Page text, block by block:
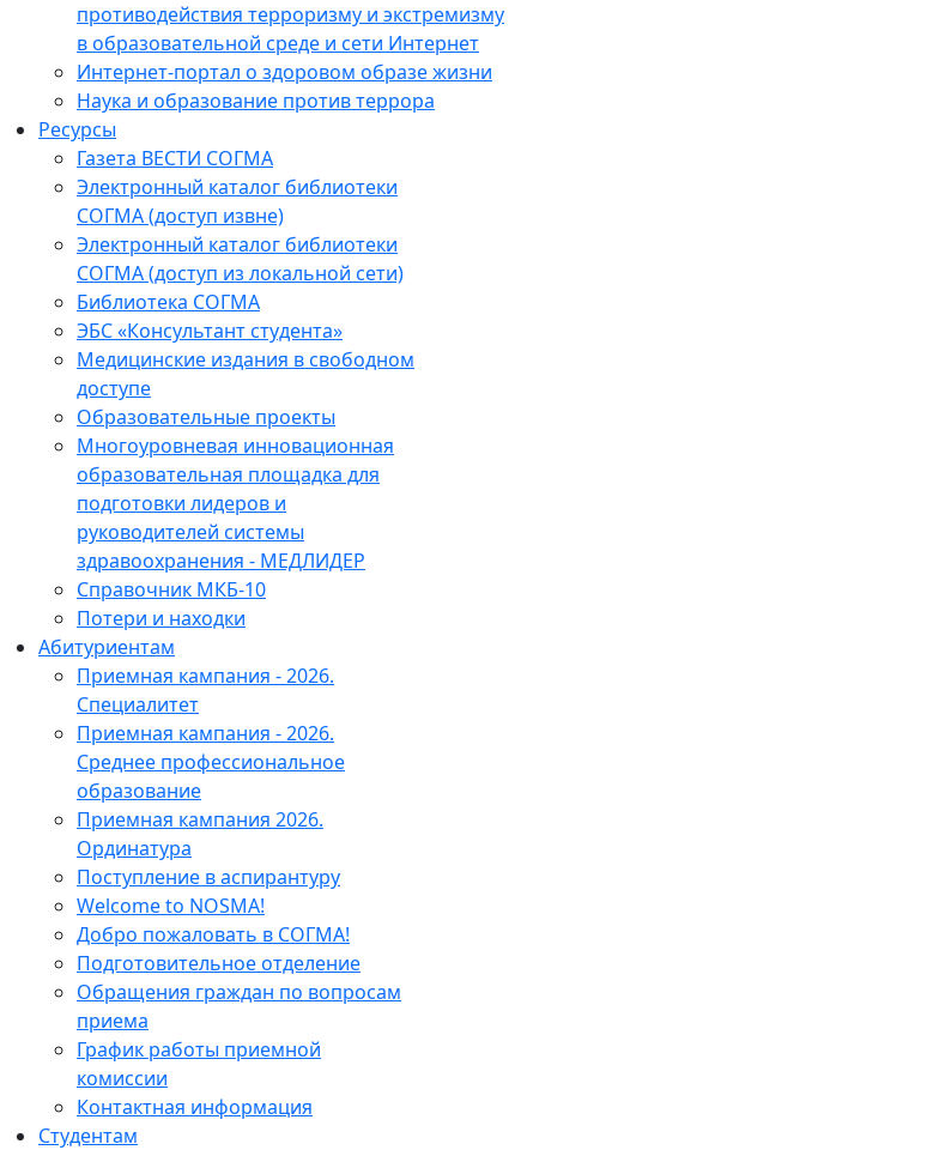
противодействия терроризму и экстремизму
в образовательной среде и сети Интернет
Интернет-портал о здоровом образе жизни
Наука и образование против террора
Ресурсы
Газета ВЕСТИ СОГМА
Электронный каталог библиотеки
СОГМА (доступ извне)
Электронный каталог библиотеки
СОГМА (доступ из локальной сети)
Библиотека СОГМА
ЭБС «Консультант студента»
Медицинские издания в свободном
доступе
Образовательные проекты
Многоуровневая инновационная
образовательная площадка для
подготовки лидеров и
руководителей системы
здравоохранения - МЕДЛИДЕР
Справочник МКБ-10
Потери и находки
Абитуриентам
Приемная кампания - 2026.
Специалитет
Приемная кампания - 2026.
Среднее профессиональное
образование
Приемная кампания 2026.
Ординатура
Поступление в аспирантуру
Welcome to NOSMA!
Добро пожаловать в СОГМА!
Подготовительное отделение
Обращения граждан по вопросам
приема
График работы приемной
комиссии
Контактная информация
Студентам